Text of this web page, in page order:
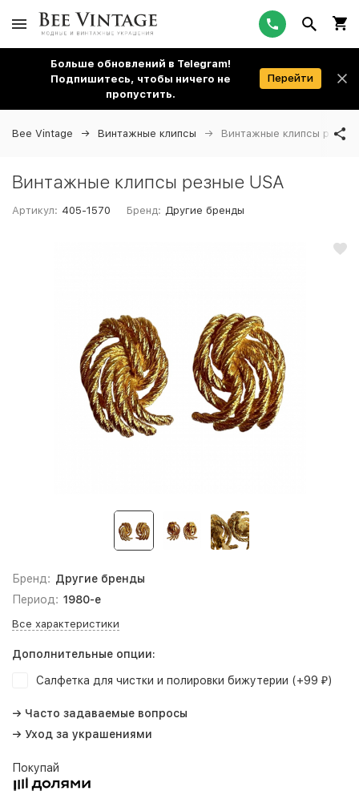
Больше обновлений в Telegram!
Подпишитесь, чтобы ничего не
пропустить.
Перейти
Bee Vintage Винтажные клипсы Винтажные клипсы
Винтажные клипсы резные USA
Артикул: 405-1570 Бренд: Другие бренды
Бренд: Другие бренды
Период: 1980-е
Все характеристики
Дополнительные опции:
Салфетка для чистки и полировки бижутерии (+99 ₽)
→ Часто задаваемые вопросы
→ Уход за украшениями
Покупай